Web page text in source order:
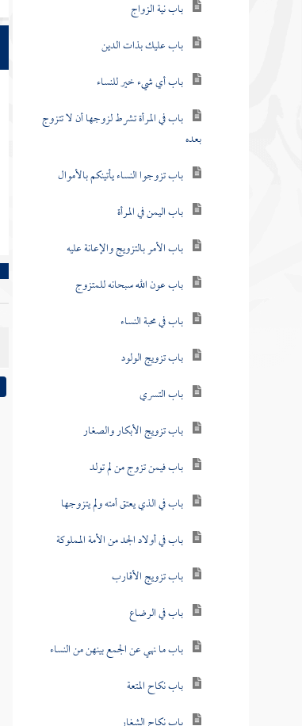
باب نية الزواج
باب عليك بذات الدين
باب أي شيء خير للنساء
باب في المرأة تشرط لزوجها أن لا تتزوج
بعده
باب تزوجوا النساء يأتينكم بالأموال
باب اليمن في المرأة
باب الأمر بالتزويج والإعانة عليه
باب عون الله سبحانه للمتزوج
باب في محبة النساء
باب تزويج الولود
باب التسري
باب تزويج الأبكار والصغار
باب فيمن تزوج من لم تولد
باب في الذي يعتق أمته ولم يتزوجها
باب في أولاد الجد من الأمة المملوكة
باب تزويج الأقارب
باب في الرضاع
باب ما نهي عن الجمع بينهن من النساء
باب نكاح المتعة